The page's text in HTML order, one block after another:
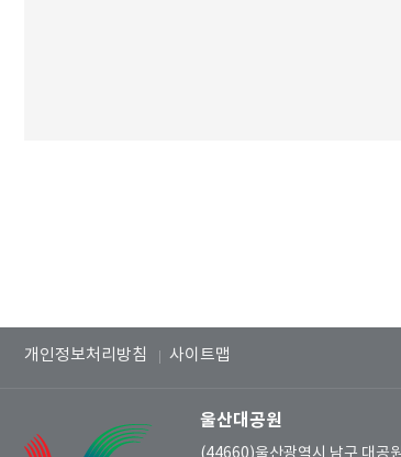
개인정보처리방침 사이트맵
울산대공원